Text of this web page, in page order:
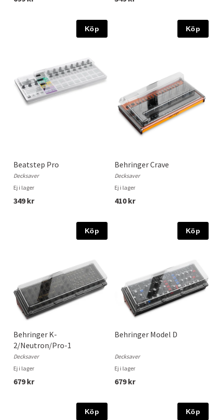
Köp Köp
Beatstep Pro
Decksaver
Ej i lager
349 kr
Köp
Behringer Crave
Decksaver
Ej i lager
410 kr
Köp
Behringer K-
2/Neutron/Pro-1
Decksaver
Ej i lager
679 kr
Köp
Behringer Model D
Decksaver
Ej i lager
679 kr
Köp